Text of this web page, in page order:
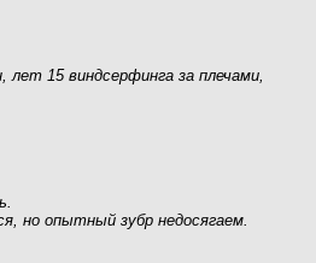
15 виндсерфинга за плечами,
но опытный зубр недосягаем.